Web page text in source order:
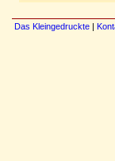
Das Kleingedruckte |